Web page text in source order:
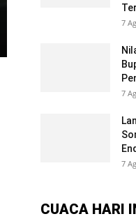
7
7
7
CUACA HARI